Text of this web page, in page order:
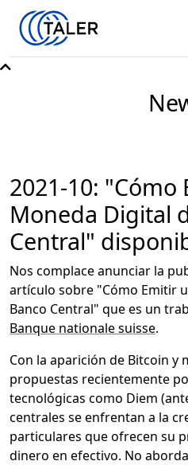
2021-10: "Cómo
Moneda Digital
Central"
Nos complace anunciar la
artículo sobre "Cómo Emitir
Banco Central" que es un
Banque nationale suisse.
Con la aparición de Bitcoin y
propuestas recientemente
tecnológicas como Diem
centrales se enfrentan a la
particulares que ofrecen su
dinero en efectivo. No